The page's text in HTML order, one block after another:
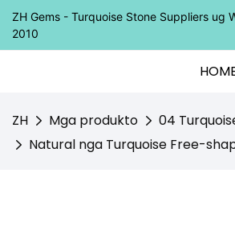
ZH Gems - Turquoise Stone Suppliers ug
2010
ZH Mga produkto 04
Natural nga Turquoise Free-